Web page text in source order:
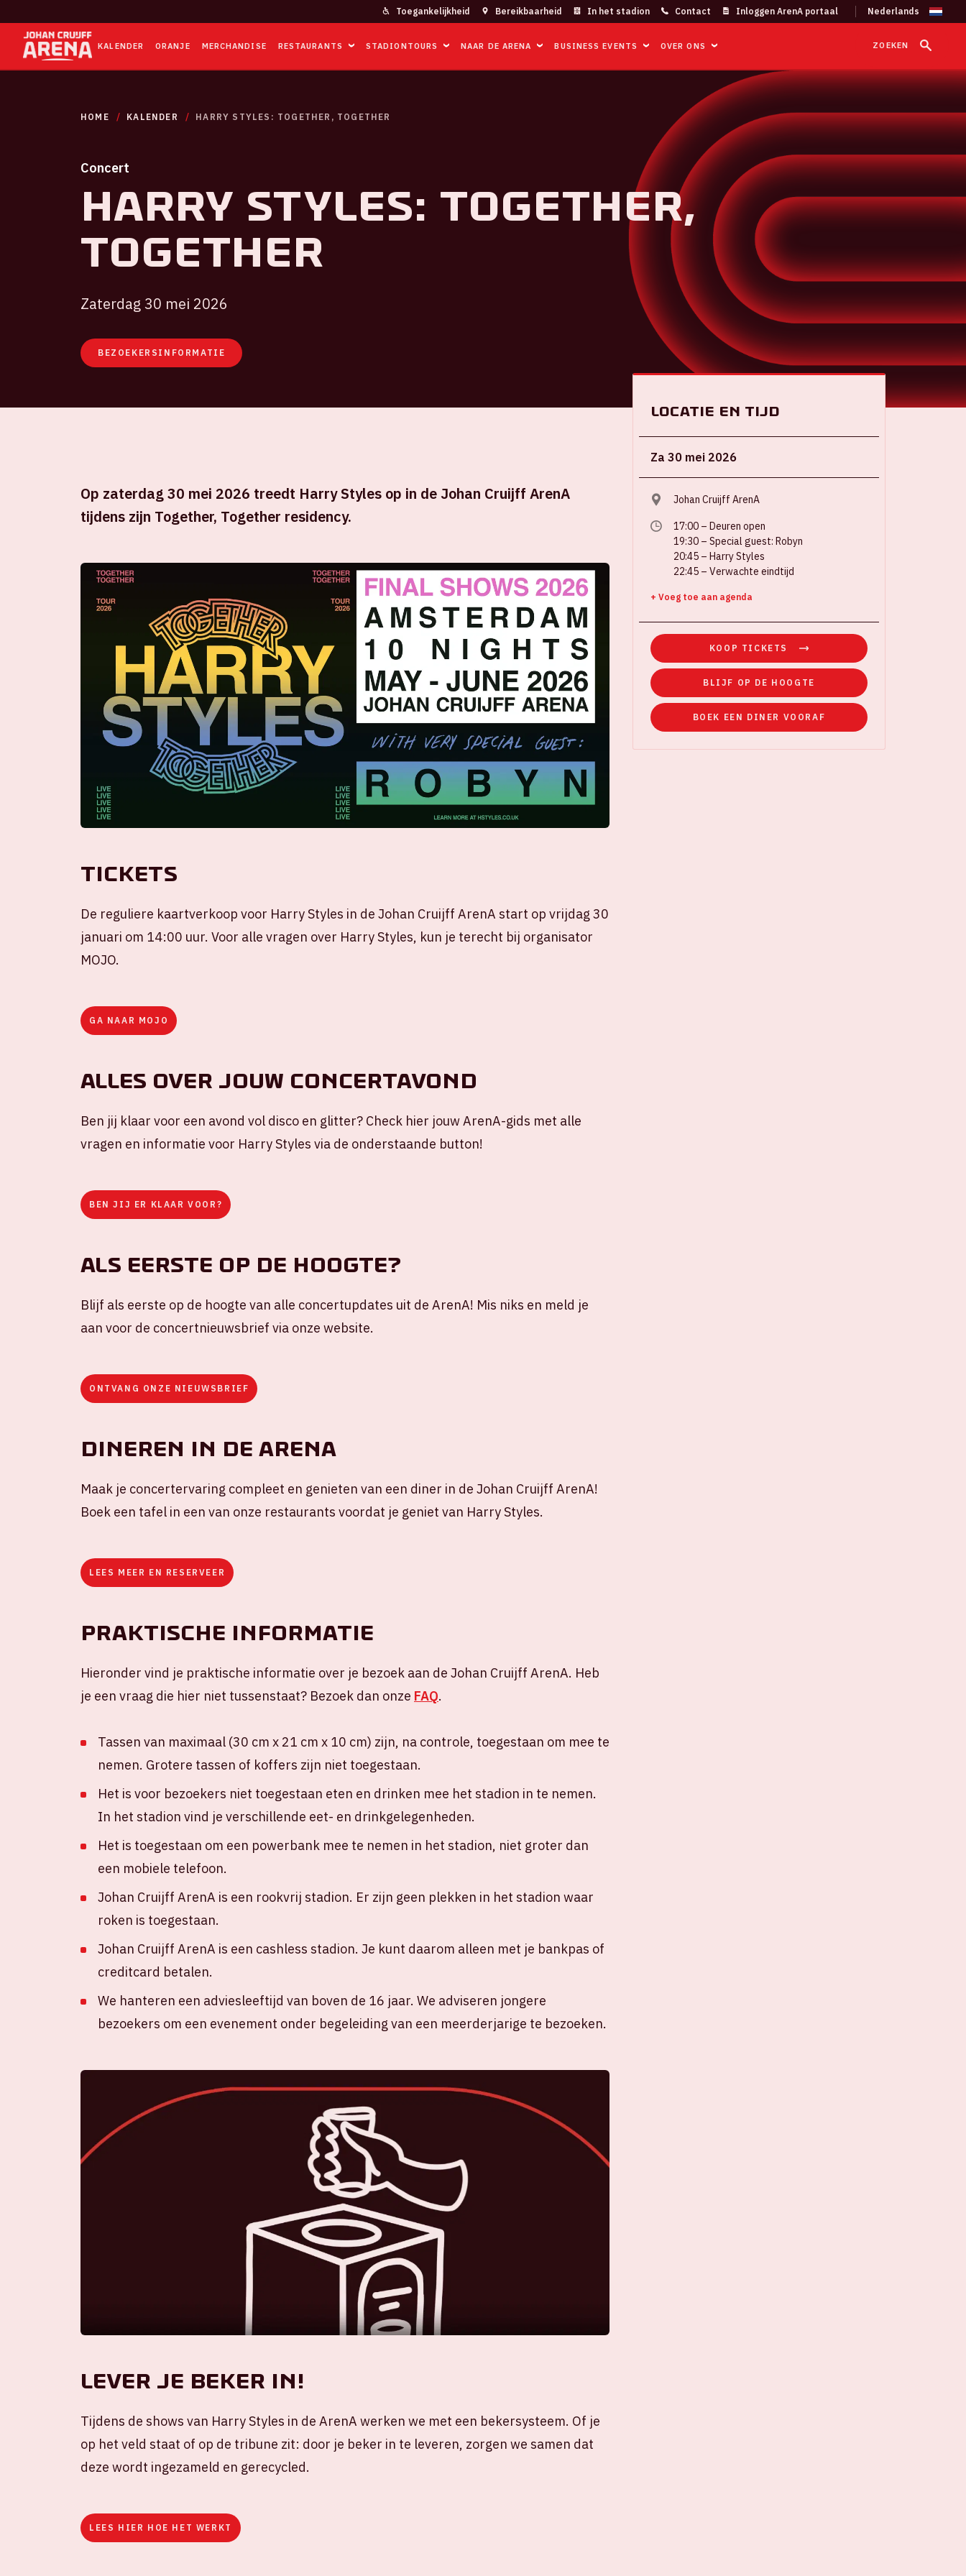
Toegankelijkheid Bereikbaarheid In het stadion Contact Inloggen ArenA portaal
KALENDER ORANJE MERCHANDISE RESTAURANTS STADIONTOURS NAAR DE ARENA BUSINESS EVENTS OVER ONS ZOEKEN
HOME KALENDER HARRY STYLES: TOGETHER, TOGETHER
Concert
Harry Styles: TOGETHER,
TOGETHER
Zaterdag 30 mei 2026
BEZOEKERSINFORMATIE
Op zaterdag 30 mei 2026 treedt Harry Styles op in de Johan Cruijff ArenA
tijdens zijn Together, Together residency.
Tickets
De reguliere kaartverkoop voor Harry Styles in de Johan Cruijff ArenA start op vrijdag 30
januari om 14:00 uur. Voor alle vragen over Harry Styles, kun je terecht bij organisator
MOJO.
GA NAAR MOJO
Alles over jouw concertavond
Ben jij klaar voor een avond vol disco en glitter? Check hier jouw ArenA-gids met alle
vragen en informatie voor Harry Styles via de onderstaande button!
BEN JIJ ER KLAAR VOOR?
Als eerste op de hoogte?
Blijf als eerste op de hoogte van alle concertupdates uit de ArenA! Mis niks en meld je
aan voor de concertnieuwsbrief via onze website.
ONTVANG ONZE NIEUWSBRIEF
Dineren in de ArenA
Maak je concertervaring compleet en genieten van een diner in de Johan Cruijff ArenA!
Boek een tafel in een van onze restaurants voordat je geniet van Harry Styles.
LEES MEER EN RESERVEER
Praktische informatie
Hieronder vind je praktische informatie over je bezoek aan de Johan Cruijff ArenA. Heb
je een vraag die hier niet tussenstaat? Bezoek dan onze FAQ.
Tassen van maximaal (30 cm x 21 cm x 10 cm) zijn, na controle, toegestaan om mee te
nemen. Grotere tassen of koffers zijn niet toegestaan.
Het is voor bezoekers niet toegestaan eten en drinken mee het stadion in te nemen.
In het stadion vind je verschillende eet- en drinkgelegenheden.
Het is toegestaan om een powerbank mee te nemen in het stadion, niet groter dan
een mobiele telefoon.
Johan Cruijff ArenA is een rookvrij stadion. Er zijn geen plekken in het stadion waar
roken is toegestaan.
Johan Cruijff ArenA is een cashless stadion. Je kunt daarom alleen met je bankpas of
creditcard betalen.
We hanteren een adviesleeftijd van boven de 16 jaar. We adviseren jongere
bezoekers om een evenement onder begeleiding van een meerderjarige te bezoeken.
Lever je beker in!
Tijdens de shows van Harry Styles in de ArenA werken we met een bekersysteem. Of je
op het veld staat of op de tribune zit: door je beker in te leveren, zorgen we samen dat
deze wordt ingezameld en gerecycled.
LEES HIER HOE HET WERKT
Locatie en tijd
Za 30 mei 2026
Johan Cruijff ArenA
17:00 – Deuren open
19:30 – Special guest: Robyn
20:45 – Harry Styles
22:45 – Verwachte eindtijd
+ Voeg toe aan agenda
KOOP TICKETS
BLIJF OP DE HOOGTE
BOEK EEN DINER VOORAF